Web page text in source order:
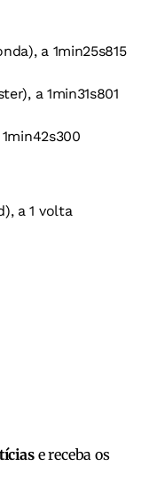
a 1min25s815
a 1min31s801
a 1 volta
e receba os